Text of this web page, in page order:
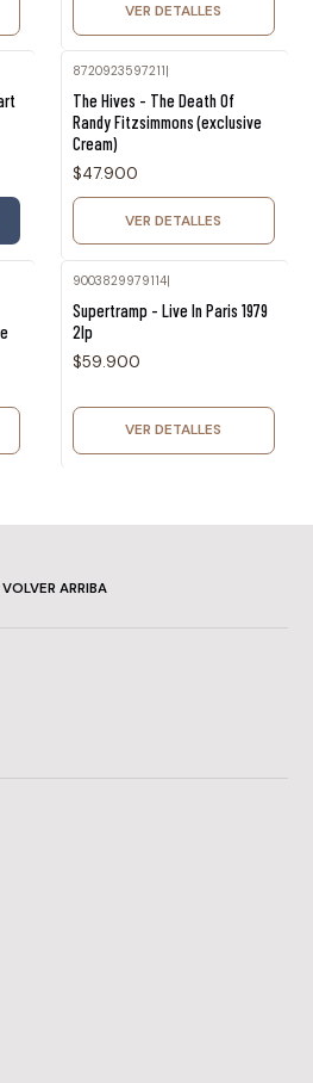
VER DETALLES
8720923597211
The Hives - The Death Of
Randy Fitzsimmons (exclusive
Cream)
$47.900
VER DETALLES
9003829979114|
Supertramp - Live In Paris 1979
2lp
$59.900
VER DETALLES
VOLVER ARRIBA